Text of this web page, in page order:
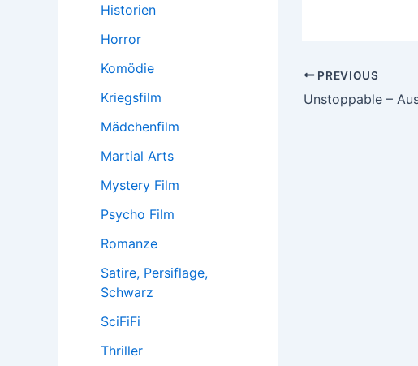
Historien
Horror
Komödie
Kriegsfilm
Mädchenfilm
Martial Arts
Mystery Film
Psycho Film
Romanze
Satire, Persiflage,
Schwarz
SciFiFi
Thriller
Post
navigation
PREVIOUS
Unstoppable –